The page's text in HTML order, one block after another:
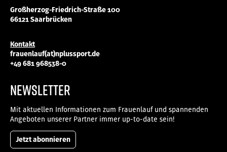
Großherzog-Friedrich-Straße 100
66121 Saarbrücken
Kontakt
frauenlauf(at)nplussport.de
+49 681 968538-0
NEWSLETTER
Mit aktuellen Informationen zum Frauenlauf und spannenden
Angeboten unserer Partner immer up-to-date sein!
Jetzt abonnieren